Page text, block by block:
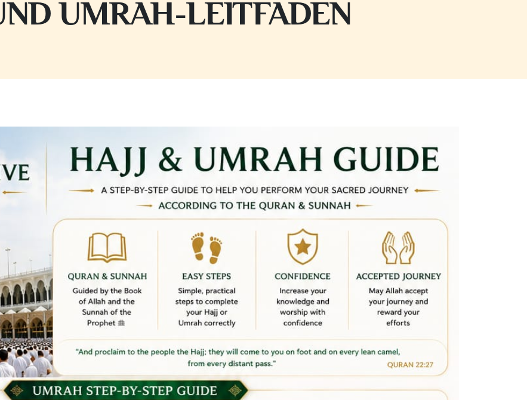
UMRAH-LEITFADEN